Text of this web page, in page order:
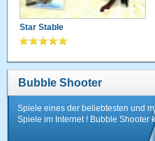
Star Stable
Bubble Shooter
Spiele eines der beliebtesten und
Spiele im Internet ! Bubble Shooter